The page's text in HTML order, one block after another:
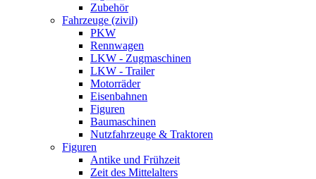
Zubehör
Fahrzeuge (zivil)
PKW
Rennwagen
LKW - Zugmaschinen
LKW - Trailer
Motorräder
Eisenbahnen
Figuren
Baumaschinen
Nutzfahrzeuge & Traktoren
Figuren
Antike und Frühzeit
Zeit des Mittelalters